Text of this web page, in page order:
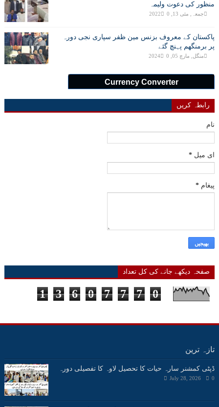
منظور کی دعوت ولیمہ
جمعہ, مئی 13, 2022 0
پاکستان کے معروف بزنس مین ظفر سپاری نجی دورہ
پر برمنگھم پہنچ گئے
منگل, مارچ 05, 2024 0
Currency Converter
رابطہ کریں
نام
ای میل *
پیغام *
صفحہ دیکھے جانے کی کل تعداد
1 3 6 0 7 7 7 0
تازہ ترین
ڈپٹی کمشنر سارہ حیات کا تحصیل لاوہ کا تفصیلی دورہ
July 28, 2026 0